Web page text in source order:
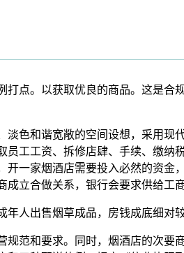
。以获取优良的商品。这是合
和谐宽敞的空间设想，采用现
工工资、拆修店肆、手续、缴
一家烟酒店需要投入必然的资
立合做关系，银行会要求供给工
出售烟草成品，房钱成底细对
和要求。同时，烟酒店的次要